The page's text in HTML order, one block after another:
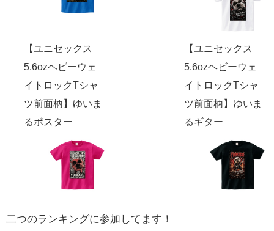
【ユニセックス
5.6ozヘビーウェ
イトロックTシャ
ツ前面柄】ゆいま
るポスター
【ユニセックス
5.6ozヘビーウェ
イトロックTシャ
ツ前面柄】ゆいま
るギター
二つのランキングに参加してます！